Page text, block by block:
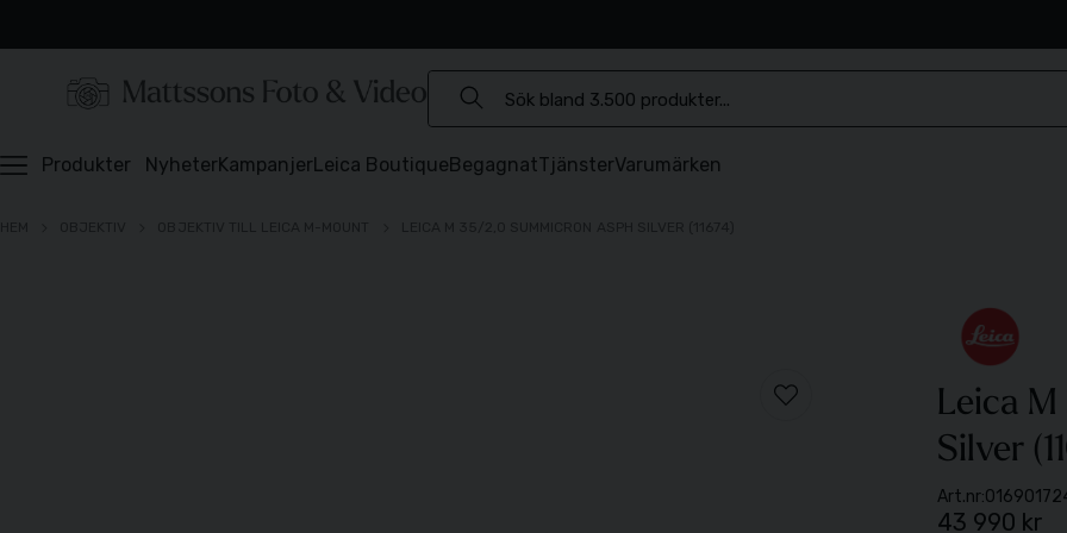
Produkter NyheterKampanjerLeica BoutiqueBegagnatTjänsterVarumärken
Leica
Silver
Art.nr:
43 990 kr